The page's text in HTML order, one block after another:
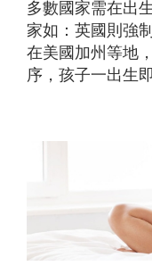
多數國家需在出
家如：英國則強
在美國加州等地
序，孩子一出生